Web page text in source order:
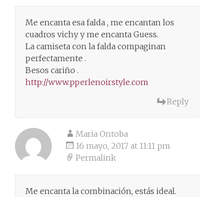
Me encanta esa falda , me encantan los
cuadros vichy y me encanta Guess.
La camiseta con la falda compaginan
perfectamente .
Besos cariño .
http://www.pperlenoirstyle.com
Reply
Maria Ontoba
16 mayo, 2017 at 11:11 pm
Permalink
Me encanta la combinación, estás ideal.